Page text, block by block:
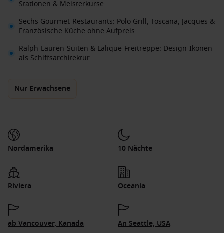
Stationen & Meisterkurse
Sechs Gourmet-Restaurants: Polo Grill, Toscana, Jacques &
Französische Küche ohne Aufpreis
Ralph-Lauren-Suiten & Lalique-Freitreppe: Design-Ikonen
als Schiffsarchitektur
Nur Erwachsene
Nordamerika 10 Nächte
Riviera Oceania
ab Vancouver, Kanada An Seattle, USA